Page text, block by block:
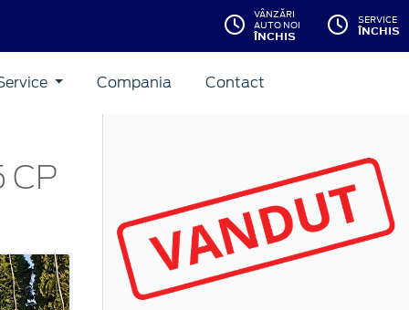
VÂNZĂRI
AUTO NOI
ÎNCHIS
SERVICE
ÎNCHIS
Compania Contact
CP